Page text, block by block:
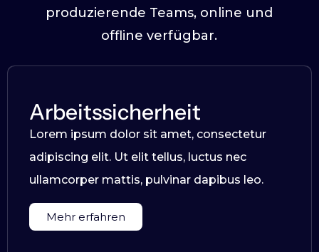
produzierende Teams, online und
offline verfügbar.
Arbeitssicherheit
Lorem ipsum dolor sit amet, consectetur
adipiscing elit. Ut elit tellus, luctus nec
ullamcorper mattis, pulvinar dapibus leo.
Mehr erfahren